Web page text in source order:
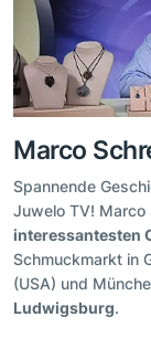
Marco
Spannende
Juwelo TV! Marco
interessantesten
Schmuckmarkt in
(USA) und
Ludwigsburg.